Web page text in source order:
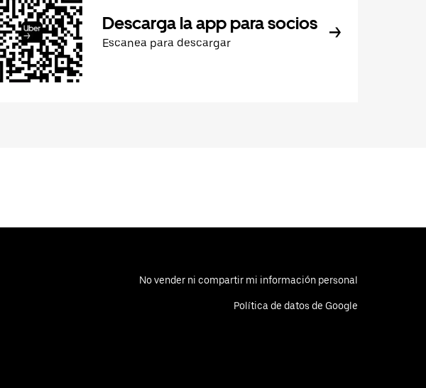
Descarga la app para socios
Escanea para descargar
No vender ni compartir mi información personal
Política de datos de Google